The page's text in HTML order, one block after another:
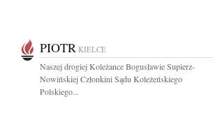
PIOTR KIELCE
Naszej drogiej Koleżance Bogusławie Supierz-
Nowińskiej Członkini Sądu Koleżeńskiego
Polskiego...